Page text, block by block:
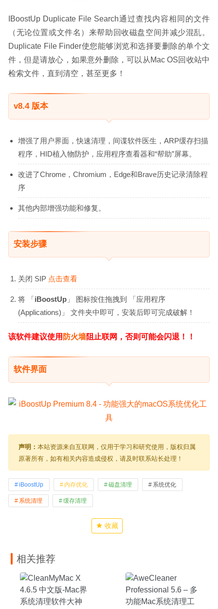
IBoostUp Duplicate File Search通过查找内容相同的文件
（无论位置或文件名）来帮助回收磁盘空间并减少混乱。
Duplicate File Finder使您能够浏览和选择要删除的单个文
件，但是请放心，如果意外删除，可以从Mac OS回收站中
检索文件，直到清空，甚至更多！
v8.4 版本
增强了用户界面，快速清理，间谍软件医生，ARP缓存扫描
程序，HID植入物防护，应用程序查看器和“帮助”屏幕。
改进了Chrome，Chromium，Edge和Brave历史记录清除程
序
其他内部增强功能和修复。
安装步骤
关闭 SIP 点击查看
将 「iBoostUp 」 图标按住拖拽到 「应用程序
(Applications)」 文件夹中即可，安装后即可完成破解！
该软件建议使用 防火墙阻止联网，否则可能会闪退！！
软件界面
声明： 本站资源来自互联网，仅用于学习和研究使用，版权归属
原著所有，如有相关内容造成侵权，请及时联系站长处理！
iBoostUp 内存优化 磁盘清理 系统优化
系统清理 缓存清理
收藏
相关推荐